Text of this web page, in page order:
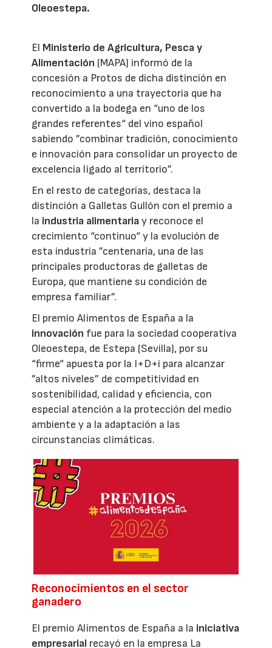
Oleoestepa.
El Ministerio de Agricultura, Pesca y
Alimentación (MAPA) informó de la
concesión a Protos de dicha distinción en
reconocimiento a una trayectoria que ha
convertido a la bodega en “uno de los
grandes referentes“ del vino español
sabiendo ”combinar tradición, conocimiento
e innovación para consolidar un proyecto de
excelencia ligado al territorio”.
En el resto de categorías, destaca la
distinción a Galletas Gullón con el premio a
la industria alimentariay reconoce el
crecimiento “continuo“ y la evolución de
esta industria ”centenaria, una de las
principales productoras de galletas de
Europa, que mantiene su condición de
empresa familiar”.
El premio Alimentos de España a la
innovación fue para la sociedad cooperativa
Oleoestepa, de Estepa (Sevilla), por su
“firme“ apuesta por la I+D+i para alcanzar
”altos niveles” de competitividad en
sostenibilidad, calidad y eficiencia, con
especial atención a la protección del medio
ambiente y a la adaptación a las
circunstancias climáticas.
Reconocimientos en el sector
ganadero
El premio Alimentos de España a la iniciativa
empresarial recayó en la empresa La